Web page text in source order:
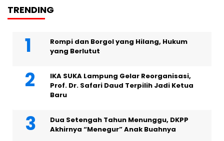
TRENDING
Rompi dan Borgol yang Hilang, Hukum
yang Berlutut
IKA SUKA Lampung Gelar Reorganisasi,
Prof. Dr. Safari Daud Terpilih Jadi Ketua
Baru
Dua Setengah Tahun Menunggu, DKPP
Akhirnya “Menegur” Anak Buahnya